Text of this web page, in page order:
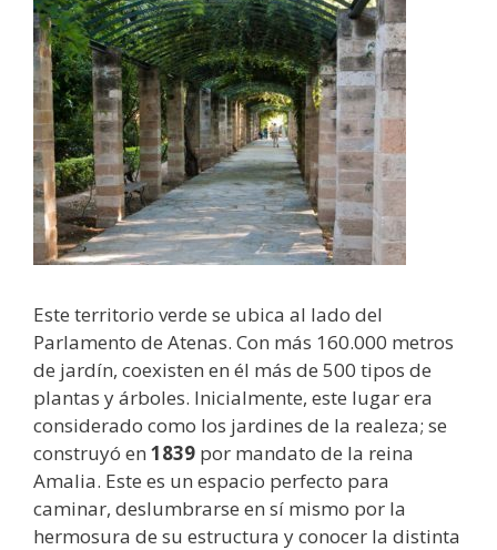
Este territorio verde se ubica al lado del
Parlamento de Atenas. Con más 160.000 metros
de jardín, coexisten en él más de 500 tipos de
plantas y árboles. Inicialmente, este lugar era
considerado como los jardines de la realeza; se
construyó en 1839 por mandato de la reina
Amalia. Este es un espacio perfecto para
caminar, deslumbrarse en sí mismo por la
hermosura de su estructura y conocer la distinta